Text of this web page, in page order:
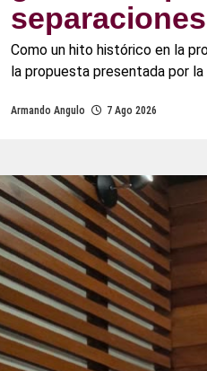
separaciones
Como un hito histórico en la
la propuesta presentada por la
Armando Angulo 7 Ago 2026